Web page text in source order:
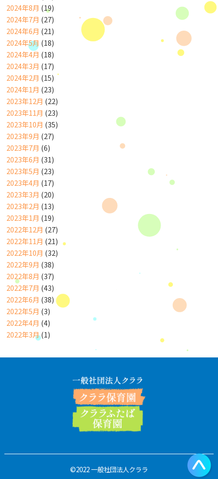
2024年8月 (19)
2024年7月 (27)
2024年6月 (21)
2024年5月 (18)
2024年4月 (18)
2024年3月 (17)
2024年2月 (15)
2024年1月 (23)
2023年12月 (22)
2023年11月 (23)
2023年10月 (35)
2023年9月 (27)
2023年7月 (6)
2023年6月 (31)
2023年5月 (23)
2023年4月 (17)
2023年3月 (20)
2023年2月 (13)
2023年1月 (19)
2022年12月 (27)
2022年11月 (21)
2022年10月 (32)
2022年9月 (38)
2022年8月 (37)
2022年7月 (43)
2022年6月 (38)
2022年5月 (3)
2022年4月 (4)
2022年3月(1)
©2022 一般社団法人クララ